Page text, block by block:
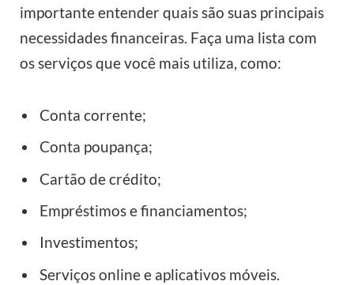
importante entender quais são suas principais
necessidades financeiras. Faça uma lista com
os serviços que você mais utiliza, como:
Conta corrente;
Conta poupança;
Cartão de crédito;
Empréstimos e financiamentos;
Investimentos;
Serviços online e aplicativos móveis.